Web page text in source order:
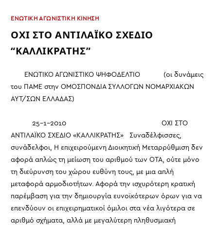
4ΟΥ
ΣΥΝΕΔΡΊΟΥ
ΕΝΩΤΙΚΗ ΑΓΩΝΙΣΤΙΚΗ ΚΙΝΗΣΗ
ΟΧΙ ΣΤΟ ΑΝΤΙΛΑΪΚΟ ΣΧΕΔΙΟ
“ΚΑΛΛΙΚΡΑΤΗΣ”
ΕΝΩΤΙΚΟ ΑΓΩΝΙΣΤΙΚΟ ΨΗΦΟΔΕΛΤΙΟ (οι δυνάμεις
του ΠΑΜΕ στην ΟΜΟΣΠΟΝΔΙΑ ΣΥΛΛΟΓΩΝ ΝΟΜΑΡΧΙΑΚΩΝ
ΑΥΤ/ΣΩΝ ΕΛΛΑΔΑΣ)
25-1-2010 ΟΧΙ ΣΤΟ
ΑΝΤΙΛΑΪΚΟ ΣΧΕΔΙΟ «ΚΑΛΛΙΚΡΑΤΗΣ» Συναδέλφισσες,
συνάδελφοι, Η επιχειρούμενη Διοικητική Μεταρρύθμιση δεν
αφορά απλώς τη μείωση του αριθμού των ΟΤΑ, ούτε μόνο
τη διεύρυνση του χώρου ευθύνη τους, με μια απλή
μεταφορά αρμοδιοτήτων. Αφορά την ισχυρότερη κρατική
παρέμβαση για την δημιουργία ευνοϊκότερων όρων για να
επενδύουν οι επιχειρηματικοί όμιλοι στα νέα λιγότερα σε
αριθμό σχήματα, αλλά με μεγαλύτερη πληθυσμιακή